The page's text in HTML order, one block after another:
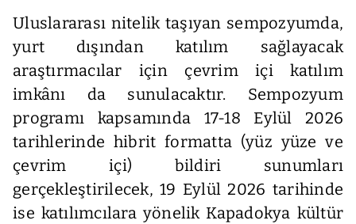
Uluslararası nitelik taşıyan sempozyumda,
yurt dışından katılım sağlayacak
araştırmacılar için çevrim içi katılım
imkânı da sunulacaktır. Sempozyum
programı kapsamında 17-18 Eylül 2026
tarihlerinde hibrit formatta (yüz yüze ve
çevrim içi) bildiri sunumları
gerçekleştirilecek, 19 Eylül 2026 tarihinde
ise katılımcılara yönelik Kapadokya kültür